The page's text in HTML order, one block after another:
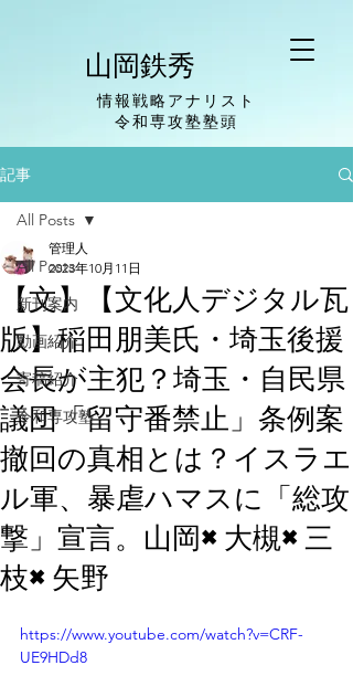
山岡鉄秀
情報戦略アナリスト
​令和専攻塾塾頭
記事
All Posts
新刊案内
動画紹介
寄稿紹介
令和専攻塾
All Posts
【文】【文化人デジタル瓦
版】稲田朋美氏・埼玉後援
会長が主犯？埼玉・自民県
議団「留守番禁止」条例案
撤回の真相とは？イスラエ
ル軍、暴虐ハマスに「総攻
撃」宣言。山岡×大槻×三
枝×矢野
管理人
2023年10月11日
https://www.youtube.com/watch?v=CRF-
UE9HDd8